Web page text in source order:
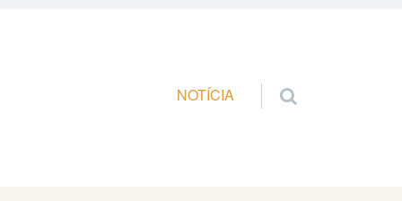
Pular para o conteúdo
NOTÍCIA